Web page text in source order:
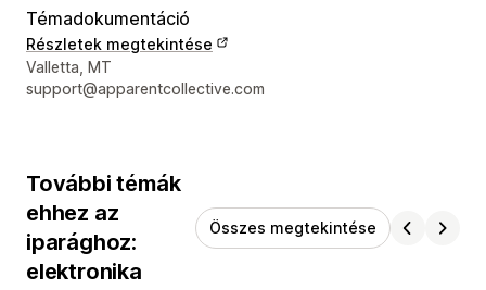
Témadokumentáció
Részletek megtekintése
Dizájner kapcsolattartási adatai
Valletta, MT
support@apparentcollective.com
További témák
ehhez az
iparághoz:
elektronika
Összes megtekintése